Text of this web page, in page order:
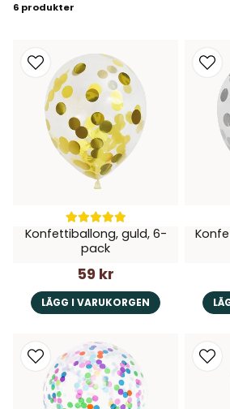
6 produkter
Konfettiballong, guld, 6-
pack
59 kr
LÄGG I VARUKORGEN